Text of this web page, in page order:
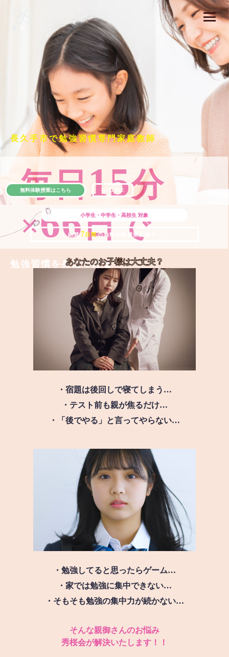
長久手市で勉強習慣専門家庭教師
毎日15分
×66日で
勉強習慣を身につける
小学生・中学生・高校生 対象
＼ 絶賛 7 日間の無料体験授業実施中!! ／
無料体験授業はこちら 公式LINE
あなたのお子様は大丈夫？
・宿題は後回しで寝てしまう…
・テスト前も親が焦るだけ…
・「後でやる」と言ってやらない…
・勉強してると思ったらゲーム…
・家では勉強に集中できない…
・そもそも勉強の集中力が続かない…
そんな親御さんのお悩み
秀桜会が解決いたします！！